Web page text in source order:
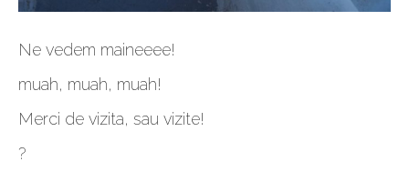
Ne vedem maineeee!
muah, muah, muah!
Merci de vizita, sau vizite!
?